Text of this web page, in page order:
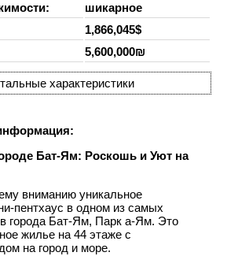
шикарное
1,866,045$
5,600,000₪
характеристики
Бат-Ям: Роскошь и Уют на
вниманию уникальное
пентхаус в одном из самых
города Бат-Ям, Парк а-Ям. Это
жилье на 44 этаже с
на город и море.